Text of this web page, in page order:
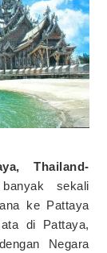
Thailand-
sekali
ke Pattaya
di Pattaya,
Negara